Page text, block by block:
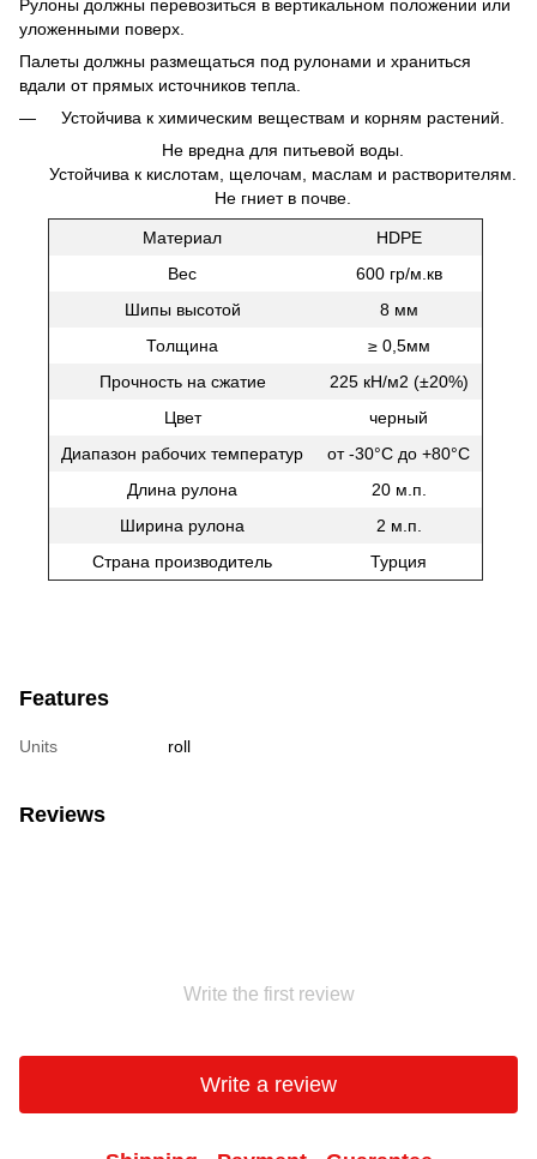
Рулоны должны перевозиться в вертикальном положении или
уложенными поверх.
Палеты должны размещаться под рулонами и храниться
вдали от прямых источников тепла.
Устойчива к химическим веществам и корням растений.
Не вредна для питьевой воды.
Устойчива к кислотам, щелочам, маслам и растворителям.
Не гниет в почве.
Материал
HDPE
Вес
600 гр/м.кв
Шипы высотой
8 мм
Толщина
≥ 0,5мм
Прочность на сжатие
225 кН/м2 (±20%)
Цвет
черный
Диапазон рабочих температур
от -30°С до +80°С
Длина рулона
20 м.п.
Ширина рулона
2 м.п.
Страна производитель
Турция
Features
Units roll
Reviews
Write the first review
Write a review